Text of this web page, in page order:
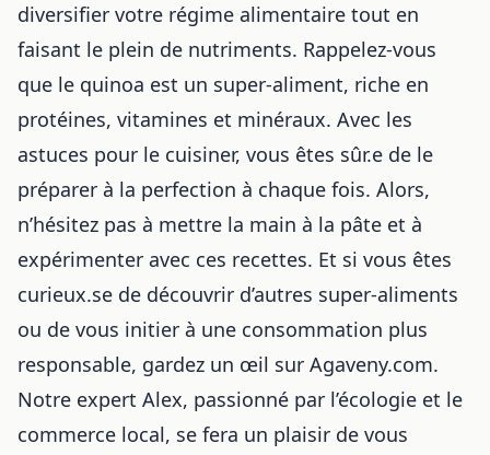
diversifier votre régime alimentaire tout en
faisant le plein de nutriments. Rappelez-vous
que le quinoa est un super-aliment, riche en
protéines, vitamines et minéraux. Avec les
astuces pour le cuisiner, vous êtes sûr.e de le
préparer à la perfection à chaque fois. Alors,
n’hésitez pas à mettre la main à la pâte et à
expérimenter avec ces recettes. Et si vous êtes
curieux.se de découvrir d’autres super-aliments
ou de vous initier à une consommation plus
responsable, gardez un œil sur Agaveny.com.
Notre expert Alex, passionné par l’écologie et le
commerce local, se fera un plaisir de vous